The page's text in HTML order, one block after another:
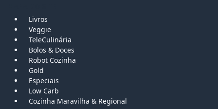
Livros
Veggie
TeleCulinária
Bolos & Doces
Robot Cozinha
Gold
Especiais
Low Carb
Cozinha Maravilha & Regional